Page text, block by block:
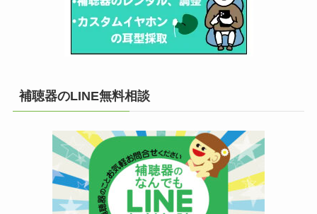
補聴器のLINE無料相談